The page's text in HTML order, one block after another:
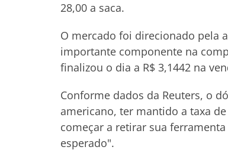
28,00 a saca.
O mercado foi direcionado pela
importante componente na
finalizou o dia a R$ 3,1442 na
Conforme dados da Reuters, o
americano, ter mantido a taxa
começar a retirar sua
esperado".